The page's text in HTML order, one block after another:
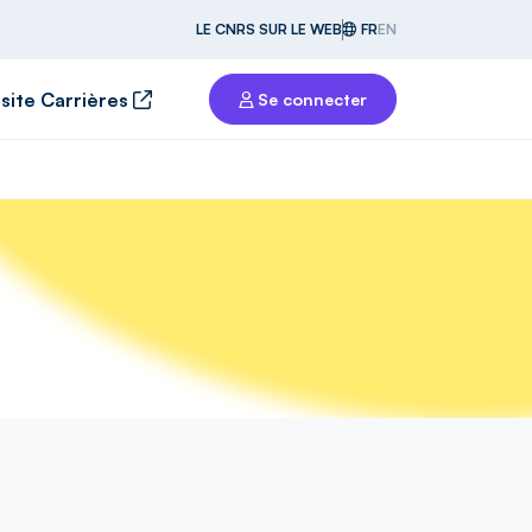
LE CNRS SUR LE WEB FREN
Carrières Se connecter